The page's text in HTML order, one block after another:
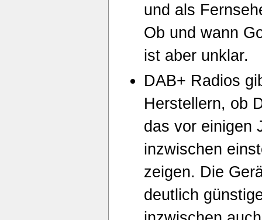
und als
Ob und wann
ist aber unklar.
DAB+ Radios
Herstellern, ob
das vor einigen
inzwischen
zeigen. Die
deutlich